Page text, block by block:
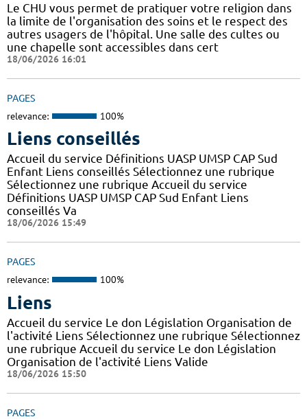
Le CHU vous permet de pratiquer votre religion dans
la limite de l'organisation des soins et le respect des
autres usagers de l'hôpital. Une salle des cultes ou
une chapelle sont accessibles dans cert
18/06/2026 16:01
PAGES
relevance: 100%
Liens conseillés
Accueil du service Définitions UASP UMSP CAP Sud
Enfant Liens conseillés Sélectionnez une rubrique
Sélectionnez une rubrique Accueil du service
Définitions UASP UMSP CAP Sud Enfant Liens
conseillés Va
18/06/2026 15:49
PAGES
relevance: 100%
Liens
Accueil du service Le don Législation Organisation de
l'activité Liens Sélectionnez une rubrique Sélectionnez
une rubrique Accueil du service Le don Législation
Organisation de l'activité Liens Valide
18/06/2026 15:50
PAGES